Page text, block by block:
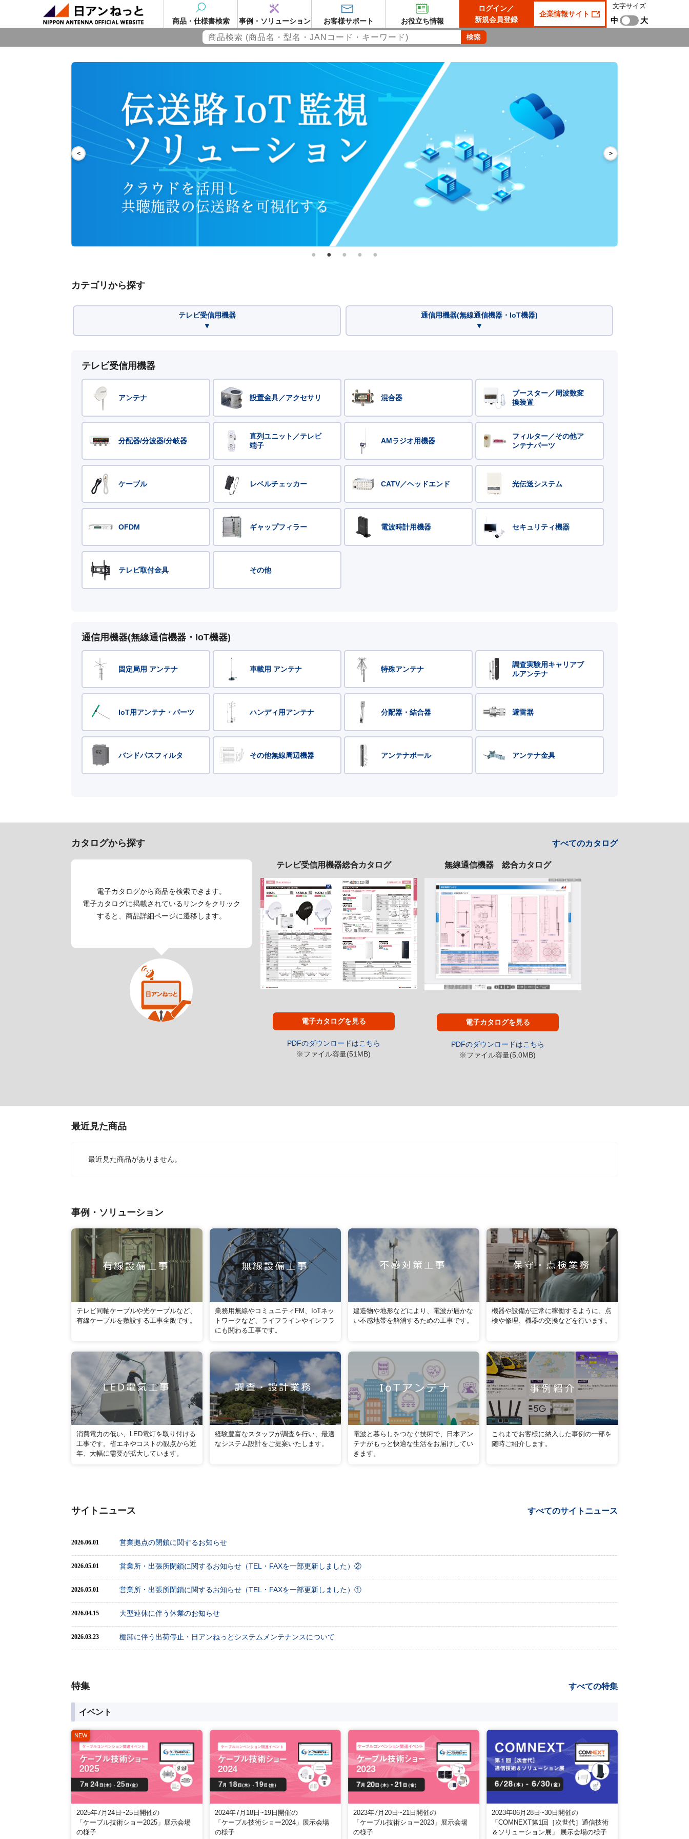
商品・仕様書検索 事例・ソリューション お客様サポート お役立ち情報
ログイン／
新規会員登録
企業情報サイト
文字サイズ
中 大
カテゴリから探す
テレビ受信用機器
▼
通信用機器(無線通信機器・IoT機器)
▼
テレビ受信用機器
アンテナ 設置金具／アクセサリ 混合器
ブースター／周波数変
換装置
分配器/分波器/分岐器
直列ユニット／テレビ
端子
AMラジオ用機器
フィルター／その他ア
ンテナパーツ
ケーブル レベルチェッカー CATV／ヘッドエンド 光伝送システム
OFDM ギャップフィラー 電波時計用機器 セキュリティ機器
テレビ取付金具 その他
通信用機器(無線通信機器・IoT機器)
固定局用 アンテナ 車載用 アンテナ 特殊アンテナ
調査実験用キャリアブ
ルアンテナ
IoT用アンテナ・パーツ ハンディ用アンテナ 分配器・結合器 避雷器
バンドパスフィルタ その他無線周辺機器 アンテナポール アンテナ金具
カタログから探す すべてのカタログ
電子カタログから商品を検索できます。
電子カタログに掲載されているリンクをクリック
すると、商品詳細ページに遷移します。
テレビ受信用機器総合カタログ
電子カタログを見る
PDFのダウンロードはこちら
※ファイル容量(51MB)
無線通信機器 総合カタログ
電子カタログを見る
PDFのダウンロードはこちら
※ファイル容量(5.0MB)
最近見た商品
最近見た商品がありません。
事例・ソリューション
テレビ同軸ケーブルや光ケーブルなど、
有線ケーブルを敷設する工事全般です。
業務用無線やコミュニティFM、IoTネッ
トワークなど、ライフラインやインフラ
にも関わる工事です。
建造物や地形などにより、電波が届かな
い不感地帯を解消するための工事です。
機器や設備が正常に稼働するように、点
検や修理、機器の交換などを行います。
消費電力の低い、LED電灯を取り付ける
工事です。省エネやコストの観点から近
年、大幅に需要が拡大しています。
経験豊富なスタッフが調査を行い、最適
なシステム設計をご提案いたします。
電波と暮らしをつなぐ技術で、日本アン
テナがもっと快適な生活をお届けしてい
きます。
これまでお客様に納入した事例の一部を
随時ご紹介します。
サイトニュース すべてのサイトニュース
2026.06.01 営業拠点の閉鎖に関するお知らせ
2026.05.01 営業所・出張所閉鎖に関するお知らせ（TEL・FAXを一部更新しました）②
2026.05.01 営業所・出張所閉鎖に関するお知らせ（TEL・FAXを一部更新しました）①
2026.04.15 大型連休に伴う休業のお知らせ
2026.03.23 棚卸に伴う出荷停止・日アンねっとシステムメンテナンスについて
特集 すべての特集
イベント
2025年7月24日~25日開催の
「ケーブル技術ショー2025」展示会場
の様子
2024年7月18日~19日開催の
「ケーブル技術ショー2024」展示会場
の様子
2023年7月20日~21日開催の
「ケーブル技術ショー2023」展示会場
の様子
2023年06月28日~30日開催の
「COMNEXT第1回［次世代］通信技術
＆ソリューション展」 展示会場の様子